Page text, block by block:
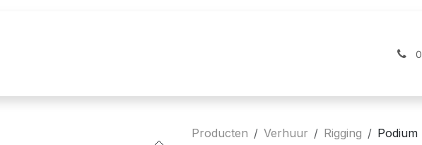
Producten Verhuur Rigging Podium